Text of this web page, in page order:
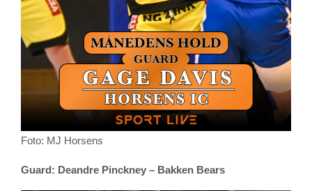
Foto: MJ Horsens
Guard: Deandre Pinckney – Bakken Bears